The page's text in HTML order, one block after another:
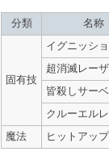
分類 名称
固有技
イグニッシ
超消滅レー
皆殺しサー
クルーエル
魔法
ヒットアップ